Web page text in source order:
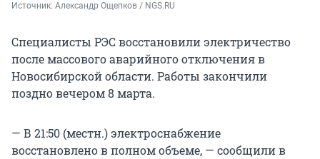
Источник: Александр Ощепков / NGS.RU
Специалисты РЭС восстановили электричество
после массового аварийного отключения в
Новосибирской области. Работы закончили
поздно вечером 8 марта.
— В 21:50 (местн.) электроснабжение
восстановлено в полном объеме, — сообщили в